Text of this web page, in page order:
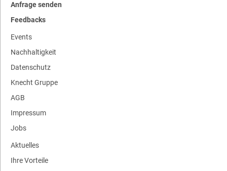
Anfrage senden
Feedbacks
Events
Nachhaltigkeit
Datenschutz
Knecht Gruppe
AGB
Impressum
Jobs
Aktuelles
Ihre Vorteile